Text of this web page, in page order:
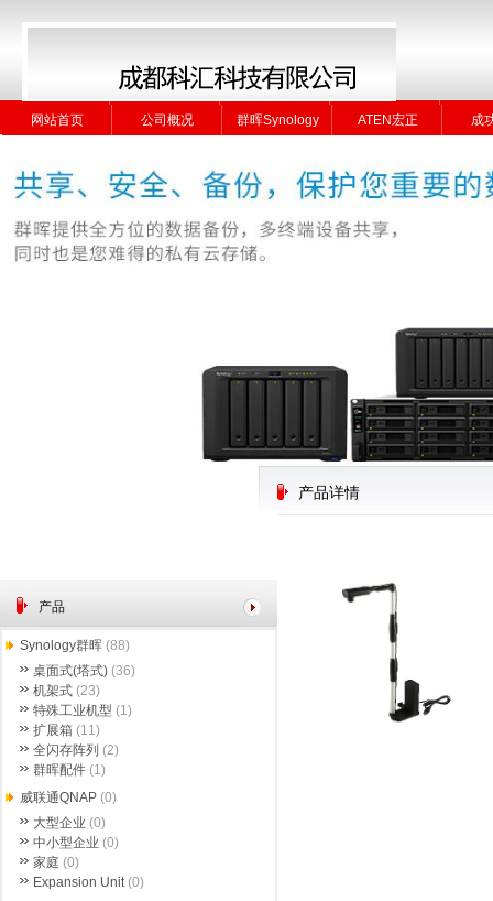
网站首页 公司概况 群晖Synology ATEN宏正 成
网站首页 公司概况 群晖Synology ATEN宏正 成
产品详情
产品
Synology群晖 (88)
桌面式(塔式) (36)
机架式 (23)
特殊工业机型 (1)
扩展箱 (11)
全闪存阵列 (2)
群晖配件 (1)
威联通QNAP (0)
大型企业 (0)
中小型企业 (0)
家庭 (0)
Expansion Unit(0)